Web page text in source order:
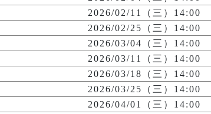
2026/02/11（三）14:00
2026/02/25（三）14:00
2026/03/04（三）14:00
2026/03/11（三）14:00
2026/03/18（三）14:00
2026/03/25（三）14:00
2026/04/01（三）14:00